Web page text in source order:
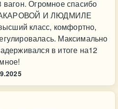
вагон. Огромное спасибо
И ЛЮДМИЛЕ
класс, комфортно,
Максимально
в итоге на12